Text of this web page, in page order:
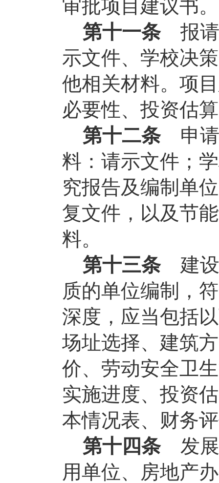
审批项目建议书。
第十一条报
示文件、学校决
他相关材料。项
必要性、投资估
第十二条 申
料：请示文件；
究报告及编制单
复文件，以及节
料。
第十三条 建
质的单位编制，
深度，应当包括
场址选择、建筑
价、劳动安全卫
实施进度、投资
本情况表、财务
第十四条 发
用单位、房地产